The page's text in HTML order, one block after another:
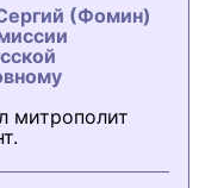
(Фомин)
митрополит